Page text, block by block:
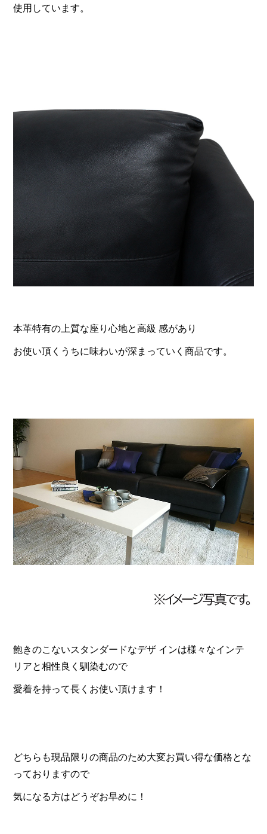
使用しています。
本革特有の上質な座り心地と高級 感があり
お使い頂くうちに味わいが深まっていく商品です。
飽きのこないスタンダードなデザ インは様々なインテ
リアと相性良く馴染むので
愛着を持って長くお使い頂けます！
どちらも現品限りの商品のため大変お買い得な価格とな
っておりますので
気になる方はどうぞお早めに！